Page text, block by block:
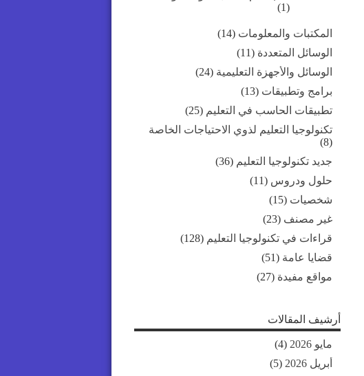
(1)
المكتبات والمعلومات (14)
الوسائل المتعددة (11)
الوسائل والأجهزة التعليمية (24)
برامج وتطبيقات (13)
تطبيقات الحاسب في التعليم (25)
تكنولوجيا التعليم لذوي الاحتياجات الخاصة
(8)
جديد تكنولوجيا التعليم (36)
حلول ودروس (11)
شخصيات (15)
غير مصنف (23)
قراءات في تكنولوجيا التعليم (128)
قضايا عامة (51)
مواقع مفيدة (27)
أرشيف المقالات
مايو 2026
(4)
أبريل 2026
(5)